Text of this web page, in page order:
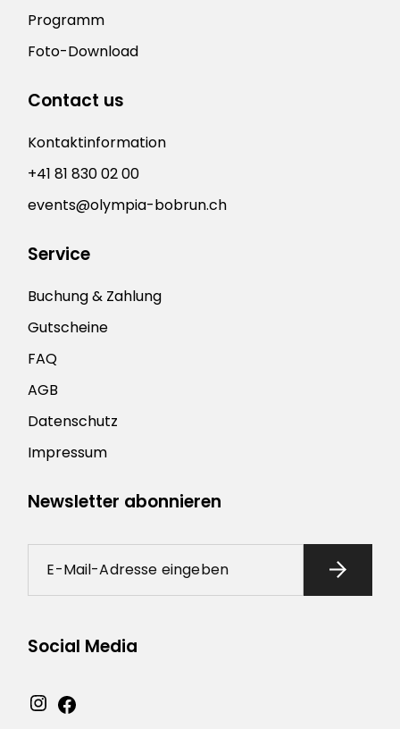
Programm
Foto-Download
Contact us
Kontaktinformation
+41 81 830 02 00
events@olympia-bobrun.ch
Service
Buchung & Zahlung
Gutscheine
FAQ
AGB
Datenschutz
Impressum
Newsletter abonnieren
Social Media